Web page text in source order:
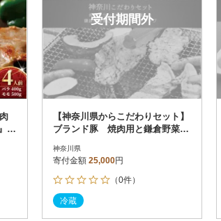
受付期間外
【神奈川県からこだわりセット】
ブランド豚 焼肉用と鎌倉野菜の
神奈川県
寄付金額 25,000円
（0件）
冷蔵